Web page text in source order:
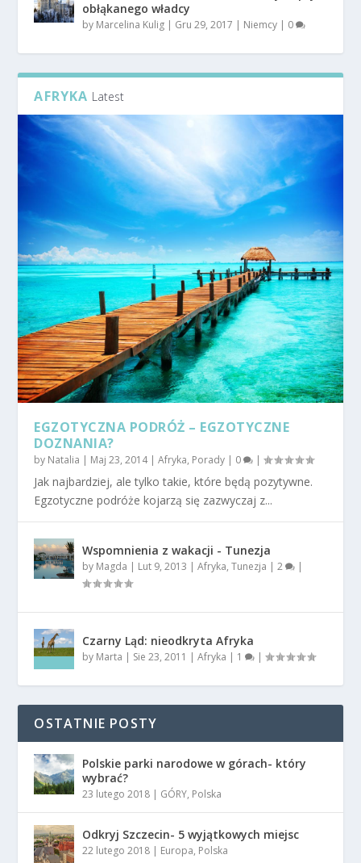
obłąkanego władcy
by Marcelina Kulig | Gru 29, 2017 | Niemcy | 0
AFRYKA Latest
EGZOTYCZNA PODRÓŻ – EGZOTYCZNE
DOZNANIA?
by Natalia Maj 23, 2014|Afryka, Porady 0 |
Jak najbardziej, ale tylko takie, które będą pozytywne.
Egzotyczne podróże kojarzą się zazwyczaj z...
Wspomnienia z wakacji - Tunezja
by Magda Lut 9, 2013 |Afryka,Tunezja |2
Czarny Ląd: nieodkryta Afryka
by Marta Sie 23, 2011 |Afryka 1 |
OSTATNIE POSTY
Polskie parki narodowe w górach- który
wybrać?
23 lutego 2018 GÓRY, Polska
Odkryj Szczecin- 5 wyjątkowych miejsc
22 lutego 2018 Europa, Polska